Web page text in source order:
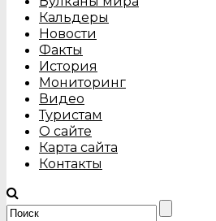
Кальдеры
Новости
Факты
История
Мониторинг
Видео
Туристам
О сайте
Карта сайта
Контакты